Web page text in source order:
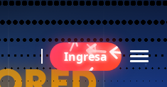
Ingresa